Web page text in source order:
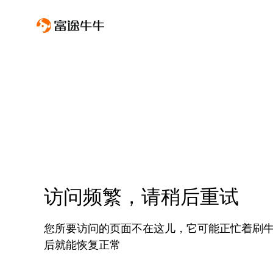
访问频繁，请稍后重试
您所要访问的页面不在这儿，它可能正忙着刷
后就能恢复正常